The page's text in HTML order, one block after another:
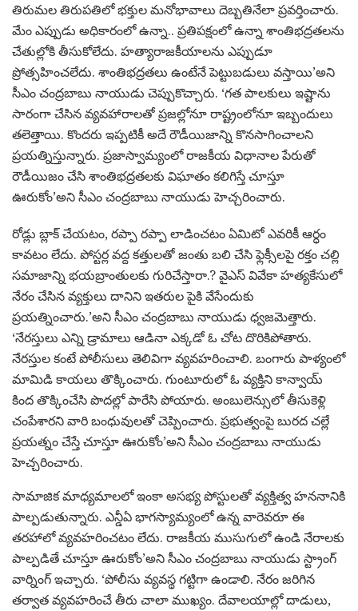
తిరుమల తిరుపతిలో భక్తుల మనోభావాలు దెబ్బతినేలా ప్రవర్తించారు.
మేం ఎప్పుడు అధికారంలో ఉన్నా.. ప్రతిపక్షంలో ఉన్నా శాంతిభద్రతలను
చేతుల్లోకి తీసుకోలేదు. హత్యారాజకీయాలను ఎప్పుడూ
ప్రోత్సహించలేదు. శాంతిభద్రతలు ఉంటేనే పెట్టుబడులు వస్తాయి’అని
సీఎం చంద్రబాబు నాయుడు చెప్పుకొచ్చారు. ‘గత పాలకులు ఇష్టాను
సారంగా చేసిన వ్యవహారాలతో ప్రజల్లోనూ రాష్ట్రంలోనూ ఇబ్బందులు
తలెత్తాయి. కొందరు ఇప్పటికీ అదే రౌడీయిజాన్ని కొనసాగించాలని
ప్రయత్నిస్తున్నారు. ప్రజాస్వామ్యంలో రాజకీయ విధానాల పేరుతో
రౌడీయిజం చేసి శాంతిభద్రతలకు విఘాతం కలిగిస్తే చూస్తూ
ఊరుకోం’అని సీఎం చంద్రబాబు నాయుడు హెచ్చరించారు.
రోడ్లు బ్లాక్ చేయటం, రప్పా రప్పా లాడించటం ఏమిటో ఎవరికీ ఆర్ధం
కావటం లేదు. పోస్టర్ల వద్ద కత్తులతో జంతు బలి చేసి ఫ్లెక్సీలపై రక్తం చల్లి
సమాజాన్ని భయబ్రాంతులకు గురిచేస్తారా.? వైఎస్ వివేకా హత్యకేసులో
నేరం చేసిన వ్యక్తులు దానిని ఇతరుల పైకి వేసేందుకు
ప్రయత్నించారు.’అని సీఎం చంద్రబాబు నాయుడు ధ్వజమెత్తారు.
‘నేరస్తులు ఎన్ని డ్రామాలు ఆడినా ఎక్కడో ఓ చోట దొరికిపోతారు.
నేరస్తుల కంటే పోలీసులు తెలివిగా వ్యవహరించాలి. బంగారు పాళ్యంలో
మామిడి కాయలు తొక్కించారు. గుంటూరులో ఓ వ్యక్తిని కాన్వాయ్
కింద తొక్కించేసి పొదల్లో పారేసి పోయారు. అంబులెన్సులో తీసుకెళ్లి
చంపేశారని వారి బంధువులతో చెప్పించారు. ప్రభుత్వంపై బురద చల్లే
ప్రయత్నం చేస్తే చూస్తూ ఊరుకోం’అని సీఎం చంద్రబాబు నాయుడు
హెచ్చరించారు.
సామాజిక మాధ్యమాలలో ఇంకా అసభ్య పోస్టులతో వ్యక్తిత్వ హననానికి
పాల్పడుతున్నారు. ఎన్డీఏ భాగస్యామ్యంలో ఉన్న వారెవరూ ఈ
తరహాలో వ్యవహరించటం లేదు. రాజకీయ ముసుగులో ఉండి నేరాలకు
పాల్పడితే చూస్తూ ఊరుకోం’అని సీఎం చంద్రబాబు నాయుడు స్ట్రాంగ్
వార్నింగ్ ఇచ్చారు. ‘పోలీసు వ్యవస్థ గట్టిగా ఉండాలి. నేరం జరిగిన
తర్వాత వ్యవహరించే తీరు చాలా ముఖ్యం. దేవాలయాల్లో దాడులు,